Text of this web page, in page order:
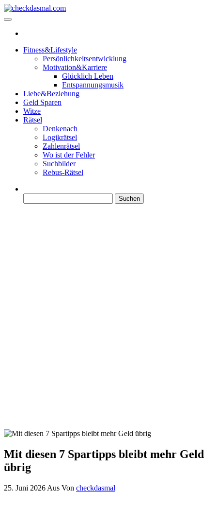
Zum
Inhalt
Fitness&Lifestyle
Persönlichkeitsentwicklung
Motivation&Karriere
Glücklich Leben
Entspannungsmusik
Liebe&Beziehung
Geld Sparen
Witze
Rätsel
Denkenach
Logikrätsel
Zahlenrätsel
Wo ist der Fehler
Suchbilder
Rebus-Rätsel
nach:
Mit diesen 7 Spartipps bleibt mehr Geld
übrig
25. Juni 2026 Aus Von checkdasmal